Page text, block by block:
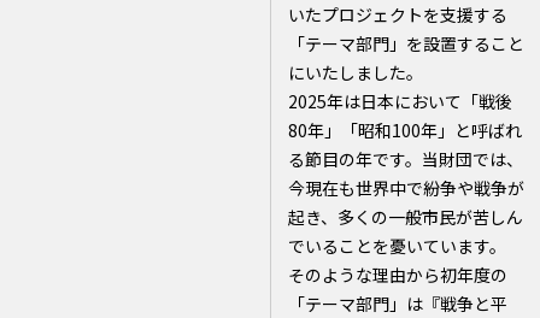
いたプロジェクトを支援する
「テーマ部門」を設置すること
にいたしました。
2025年は日本において「戦後
80年」「昭和100年」と呼ばれ
る節目の年です。当財団では、
今現在も世界中で紛争や戦争が
起き、多くの一般市民が苦しん
でいることを憂いています。
そのような理由から初年度の
「テーマ部門」は『戦争と平